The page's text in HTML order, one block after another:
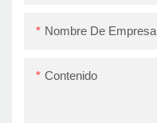
Nombre De Empresa
Contenido